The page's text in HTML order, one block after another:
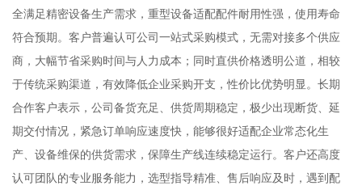
全满足精密设备生产需求，重型设备适配配件耐用性强，使用寿命
符合预期。客户普遍认可公司一站式采购模式，无需对接多个供应
商，大幅节省采购时间与人力成本；同时直供价格透明公道，相较
于传统采购渠道，有效降低企业采购开支，性价比优势明显。长期
合作客户表示，公司备货充足、供货周期稳定，极少出现断货、延
期交付情况，紧急订单响应速度快，能够很好适配企业常态化生
产、设备维保的供货需求，保障生产线连续稳定运行。客户还高度
认可团队的专业服务能力，选型指导精准、售后响应及时，遇到配